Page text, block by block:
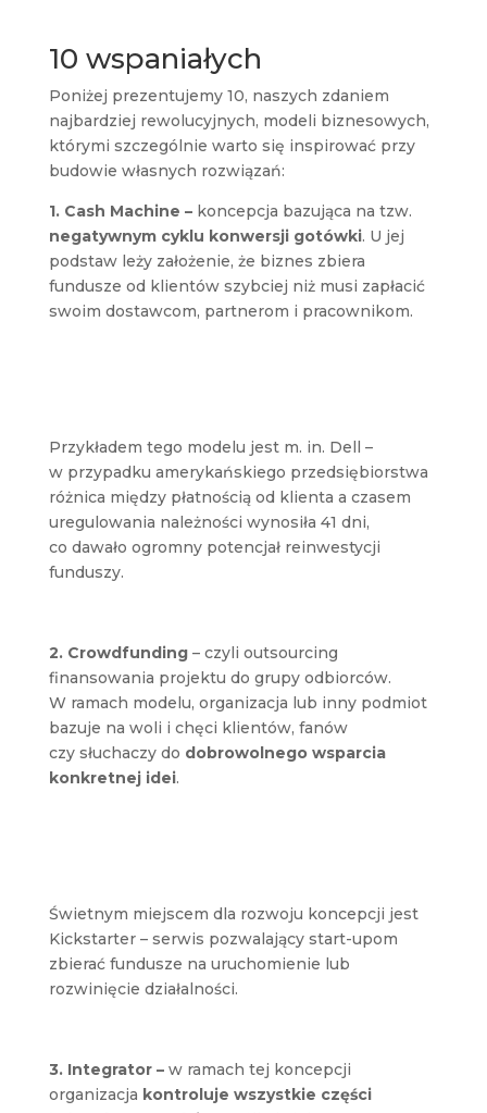
10 wspaniałych
Poniżej prezentujemy 10, naszych zdaniem
najbardziej rewolucyjnych, modeli biznesowych,
którymi szczególnie warto się inspirować przy
budowie własnych rozwiązań:
1. Cash Machine – koncepcja bazująca na tzw.
negatywnym cyklu konwersji gotówki. U jej
podstaw leży założenie, że biznes zbiera
fundusze od klientów szybciej niż musi zapłacić
swoim dostawcom, partnerom i pracownikom.
Przykładem tego modelu jest m. in. Dell –
w przypadku amerykańskiego przedsiębiorstwa
różnica między płatnością od klienta a czasem
uregulowania należności wynosiła 41 dni,
co dawało ogromny potencjał reinwestycji
funduszy.
2. Crowdfunding– czyli outsourcing
finansowania projektu do grupy odbiorców.
W ramach modelu, organizacja lub inny podmiot
bazuje na woli i chęci klientów, fanów
czy słuchaczy do dobrowolnego wsparcia
konkretnej idei.
Świetnym miejscem dla rozwoju koncepcji jest
Kickstarter – serwis pozwalający start-upom
zbierać fundusze na uruchomienie lub
rozwinięcie działalności.
3. Integrator – w ramach tej koncepcji
organizacja kontroluje wszystkie części